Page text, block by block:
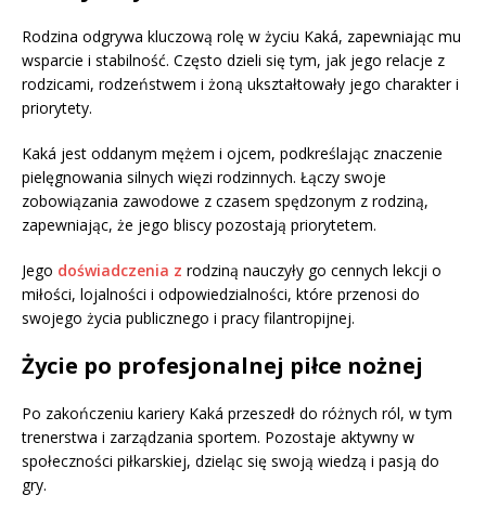
Rodzina odgrywa kluczową rolę w życiu Kaká, zapewniając mu
wsparcie i stabilność. Często dzieli się tym, jak jego relacje z
rodzicami, rodzeństwem i żoną ukształtowały jego charakter i
priorytety.
Kaká jest oddanym mężem i ojcem, podkreślając znaczenie
pielęgnowania silnych więzi rodzinnych. Łączy swoje
zobowiązania zawodowe z czasem spędzonym z rodziną,
zapewniając, że jego bliscy pozostają priorytetem.
Jego doświadczenia z rodziną nauczyły go cennych lekcji o
miłości, lojalności i odpowiedzialności, które przenosi do
swojego życia publicznego i pracy filantropijnej.
Życie po profesjonalnej piłce nożnej
Po zakończeniu kariery Kaká przeszedł do różnych ról, w tym
trenerstwa i zarządzania sportem. Pozostaje aktywny w
społeczności piłkarskiej, dzieląc się swoją wiedzą i pasją do
gry.